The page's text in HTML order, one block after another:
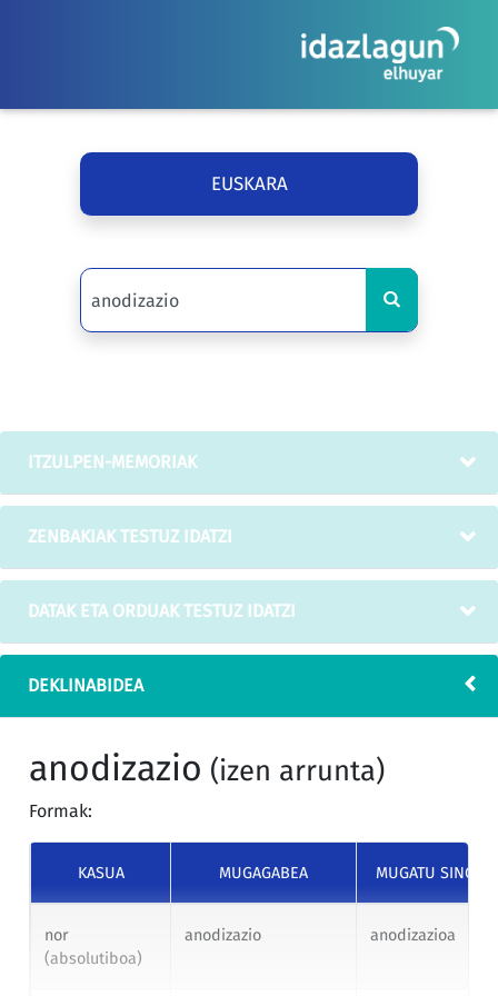
EUSKARA
ITZULPEN-MEMORIAK
ZENBAKIAK TESTUZ IDATZI
DATAK ETA ORDUAK TESTUZ IDATZI
DEKLINABIDEA
anodizazio (izen arrunta)
Formak:
KASUA MUGAGABEA MUGATU
nor
(absolutiboa)
anodizazio anodizazioa